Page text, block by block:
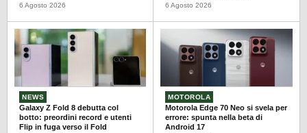
6 Agosto 2026 6 Agosto 2026
NEWS
Galaxy Z Fold 8 debutta col
botto: preordini record e utenti
Flip in fuga verso il Fold
MOTOROLA
Motorola Edge 70 Neo si svela per
errore: spunta nella beta di
Android 17